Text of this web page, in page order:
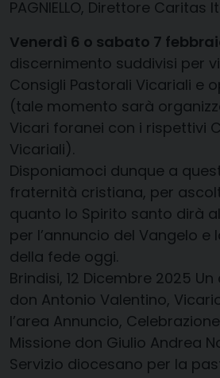
PAGNIELLO, Direttore Caritas
Venerdì 6 o sabato 7
discernimento suddivisi per
Consigli Pastorali Vicariali e
(tale momento sarà
Vicari foranei con i rispettivi
Vicariali).
Disponiamoci dunque a
fraternità cristiana, per
quanto lo Spirito santo dirà
per l’annuncio del Vangelo e
della fede oggi.
Brindisi, 12 Dicembre 2025
don Antonio Valentino,
l’area Annuncio,
Missione don Giulio Andrea
Servizio diocesano per la